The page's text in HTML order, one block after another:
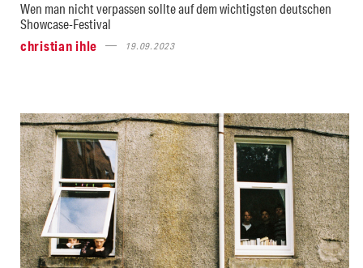
Wen man nicht verpassen sollte auf dem wichtigsten deutschen
Showcase-Festival
christian ihle
19.09.2023